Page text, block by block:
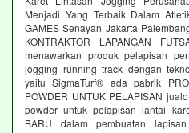
Menjadi Yang Terbaik Dalam
GAMES Senayan Jakarta
KONTRAKTOR LAPANGAN
menawarkan produk pelapisan
jogging running track dengan
yaitu SigmaTurf® ada pabrik
POWDER UNTUK PELAPISAN
powder untuk pelapisan lantai
BARU dalam pembuatan